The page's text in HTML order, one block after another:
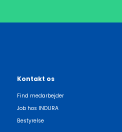
Kontakt os
Find medarbejder
Job hos INDURA
Bestyrelse